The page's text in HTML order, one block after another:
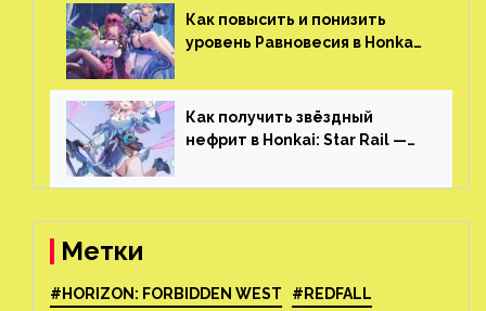
Skyrim и GTA: San Andreas
Как повысить и понизить
уровень Равновесия в Honkai:
Как получить звёздный
нефрит в Honkai: Star Rail —
Метки
#HORIZON: FORBIDDEN WEST #REDFALL